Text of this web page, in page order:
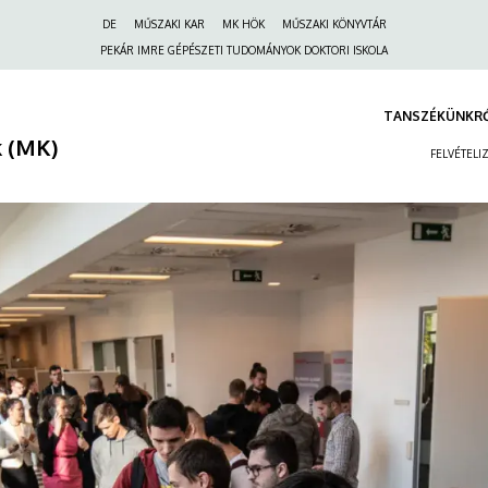
Felső
navigáció
DE MŰSZAKI KAR MK HÖK
MŰSZAKI KÖNYVTÁR
PEKÁR IMRE GÉPÉSZETI TUDOMÁNYOK DOKTORI ISKOLA
(MK)